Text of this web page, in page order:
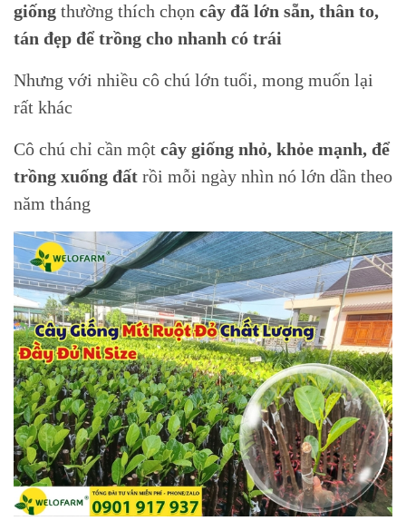
giống thường thích chọn cây đã lớn sẵn, thân to,
tán đẹp để trồng cho nhanh có trái
Nhưng với nhiều cô chú lớn tuổi, mong muốn lại
rất khác
Cô chú chỉ cần một cây giống nhỏ, khỏe mạnh, để
trồng xuống đất rồi mỗi ngày nhìn nó lớn dần theo
năm tháng